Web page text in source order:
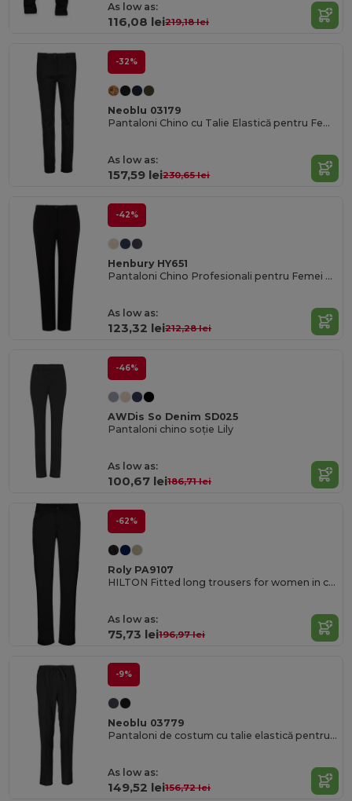
As low as:
116,08 lei219,18 lei
-32%
Neoblu 03179
Pantaloni Chino cu Talie Elastică pentru Femei Gustave
As low as:
157,59 lei230,65 lei
-42%
Henbury HY651
Pantaloni Chino Profesionali pentru Femei Henbury
As low as:
123,32 lei212,28 lei
-46%
AWDis So Denim SD025
Pantaloni chino soție Lily
As low as:
100,67 lei186,71 lei
-62%
Roly PA9107
HILTON Fitted long trousers for women in comfortable and resistant fabric
As low as:
75,73 lei196,97 lei
-9%
Neoblu 03779
Pantaloni de costum cu talie elastică pentru femei Germain
As low as:
149,52 lei156,72 lei